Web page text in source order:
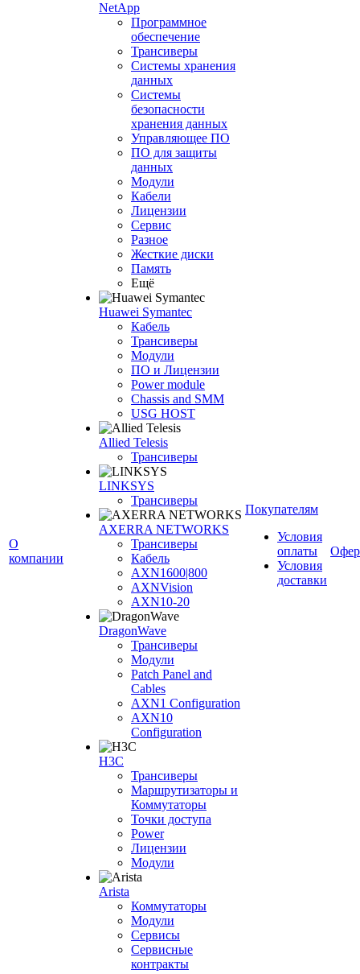
О
компании
NetApp
Программное
обеспечение
Трансиверы
Системы хранения
данных
Системы
безопасности
хранения данных
Управляющее ПО
ПО для защиты
данных
Модули
Кабели
Лицензии
Сервис
Разное
Жесткие диски
Память
Ещё
Huawei Symantec
Кабель
Трансиверы
Модули
ПО и Лицензии
Power module
Chassis and SMM
USG HOST
Allied Telesis
Трансиверы
LINKSYS
Трансиверы
AXERRA NETWORKS
Трансиверы
Кабель
AXN1600|800
AXNVision
AXN10-20
DragonWave
Трансиверы
Модули
Patch Panel and
Cables
AXN1 Configuration
AXN10
Configuration
H3С
Трансиверы
Маршрутизаторы и
Коммутаторы
Точки доступа
Power
Лицензии
Модули
Arista
Коммутаторы
Модули
Сервисы
Сервисные
контракты
Покупателям
Условия
оплаты
Условия
доставки